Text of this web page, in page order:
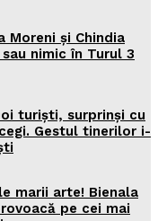
Moreni și Chindia
nimic în Turul 3
turiști, surprinși cu
Gestul tinerilor i-
marii arte! Bienala
pe cei mai